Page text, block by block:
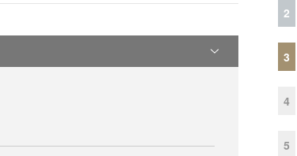
2
3
4
5